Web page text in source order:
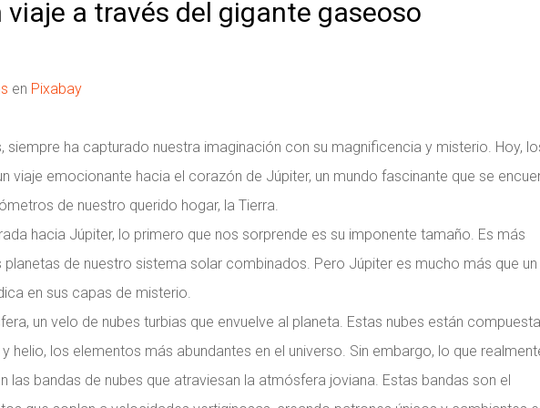
viaje a través del gigante gaseoso
en Pixabay
siempre ha capturado nuestra imaginación con su magnificencia y misterio. Hoy,
viaje emocionante hacia el corazón de Júpiter, un mundo fascinante que se
de nuestro querido hogar, la Tierra.
hacia Júpiter, lo primero que nos sorprende es su imponente tamaño. Es más
de nuestro sistema solar combinados. Pero Júpiter es mucho más que un
en sus capas de misterio.
un velo de nubes turbias que envuelve al planeta. Estas nubes están
helio, los elementos más abundantes en el universo. Sin embargo, lo que
las bandas de nubes que atraviesan la atmósfera joviana. Estas bandas son el